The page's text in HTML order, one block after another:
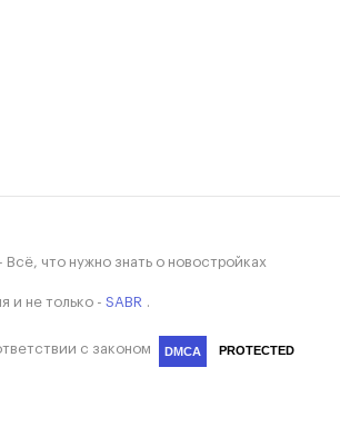
что нужно знать о новостройках
и не только - SABR
с законом DMCA PROTECTED